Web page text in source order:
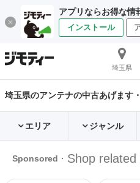
アプリならお得な情
インストール
埼玉県
埼玉県のアンテナの中古あげます
エリア ジャンル